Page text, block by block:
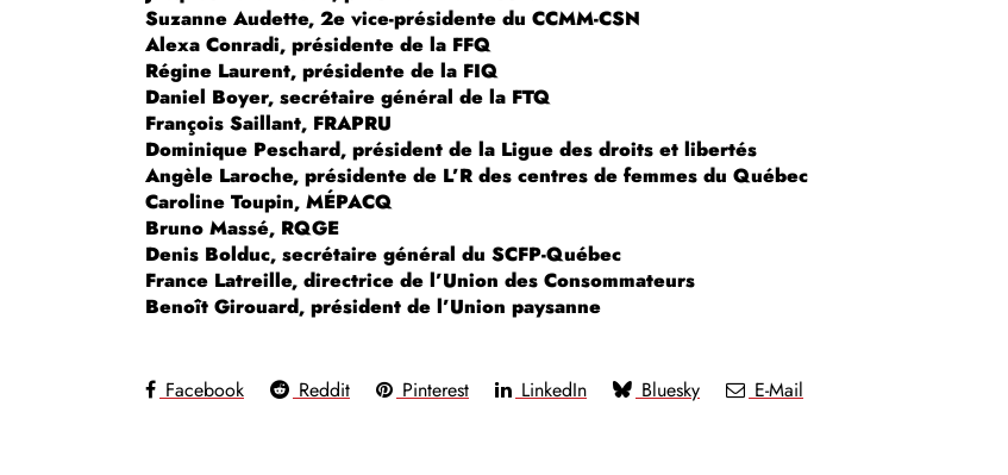
Suzanne Audette, 2e vice-présidente du CCMM-CSN
Alexa Conradi, présidente de la FFQ
Régine Laurent, présidente de la FIQ
Daniel Boyer, secrétaire général de la FTQ
François Saillant, FRAPRU
Dominique Peschard, président de la Ligue des droits et libertés
Angèle Laroche, présidente de L’R des centres de femmes du Québec
Caroline Toupin, MÉPACQ
Bruno Massé, RQGE
Denis Bolduc, secrétaire général du SCFP-Québec
France Latreille, directrice de l’Union des Consommateurs
Benoît Girouard, président de l’Union paysanne
Facebook Reddit Pinterest LinkedIn Bluesky E-Mail